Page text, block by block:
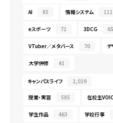
AI 85 情報システム 111
eスポーツ 71 3DCG 65
VTuber／メタバース 70 デ
大学併修 41
キャンパスライフ 2,019
授業・実習 585 在校生
学生作品 463 学校行事